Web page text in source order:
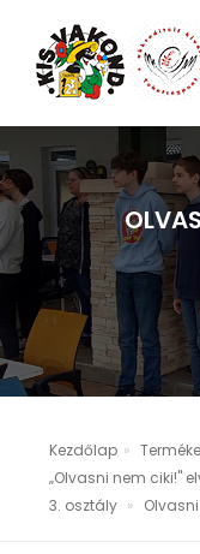
Kezdőlap
„Olvasni nem ciki!"
3. osztály